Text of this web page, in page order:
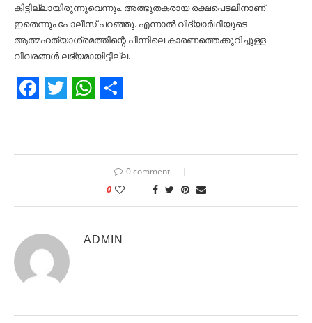
കിട്ടില്ലായിരുന്നുവെന്നും. അത്ഭുതകരായ രക്ഷപെടലിനാണ്
ഇതെന്നും പോലീസ് പറഞ്ഞു. എന്നാല്‍ വിദ്യാർഥിയുടെ
ആത്മഹത്യാശ്രമത്തിന്റെ പിന്നിലെ കാരണത്തെക്കുറിച്ചുള്ള
വിവരങ്ങള്‍ ലഭ്യമായിട്ടില്ല.
0 comment
0
ADMIN